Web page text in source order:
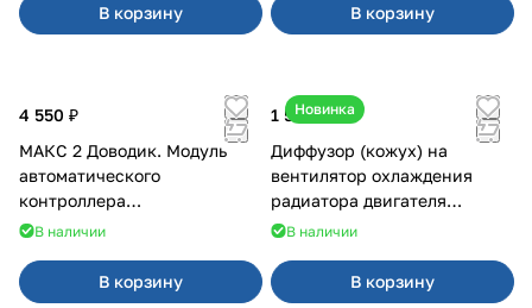
В корзину В корзину
4 550 ₽
МАКС 2 Доводик. Модуль
автоматического
контроллера
стеклоподъемников для
В наличии
В корзину
Новинка
1 500 ₽
Диффузор (кожух) на
вентилятор охлаждения
радиатора двигателя
Приора 2170 Panasonic
В наличии
В корзину